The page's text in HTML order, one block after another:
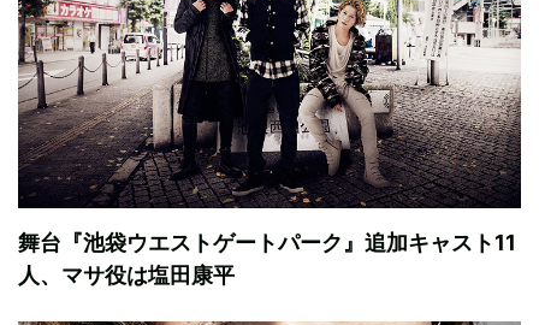
舞台『池袋ウエストゲートパーク』追加キャスト11
人、マサ役は塩田康平